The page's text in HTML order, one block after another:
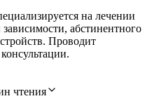
на лечении
абстинентного
Проводит
чтения